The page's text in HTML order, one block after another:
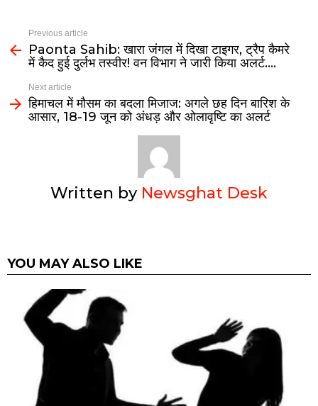
Previous article
Paonta Sahib: खारा जंगल में दिखा टाइगर, ट्रैप कैमरे
में कैद हुई दुर्लभ तस्वीर! वन विभाग ने जारी किया अलर्ट….
Next article
हिमाचल में मौसम का बदला मिजाज: अगले छह दिन बारिश के
आसार, 18-19 जून को अंधड़ और ओलावृष्टि का अलर्ट
Written by Newsghat Desk
YOU MAY ALSO LIKE